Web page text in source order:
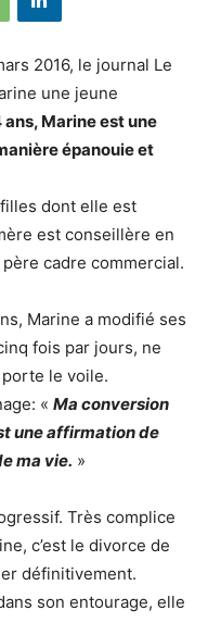
2016, le journal Le
une jeune
ans, Marine est une
épanouie et
dont elle est
est conseillère en
cadre commercial.
Marine a modifié ses
fois par jours, ne
le voile.
« Ma conversion
une affirmation de
ma vie. »
Très complice
c’est le divorce de
définitivement.
son entourage, elle